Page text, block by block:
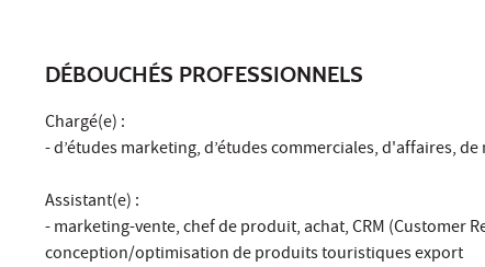
DÉBOUCHÉS PROFESSIONNELS
Chargé(e) :
- d’études marketing, d’études commerciales, d'affaires,
Assistant(e) :
- marketing-vente, chef de produit, achat, CRM (Customer
conception/optimisation de produits touristiques export